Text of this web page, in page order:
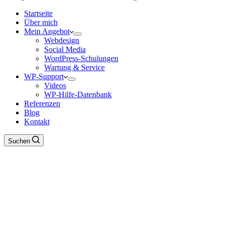
Startseite
Über mich
Mein Angebot
Webdesign
Social Media
WordPress-Schulungen
Wartung & Service
WP-Support
Videos
WP-Hilfe-Datenbank
Referenzen
Blog
Kontakt
Suchen